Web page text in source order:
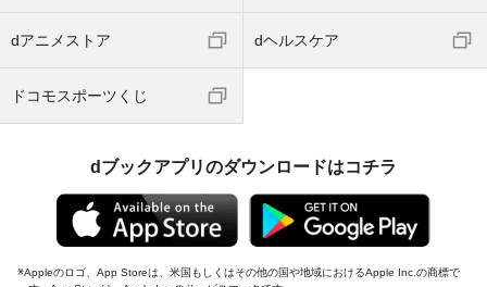
dアニメストア dヘルスケア
ドコモスポーツくじ
dブックアプリのダウンロードはコチラ
Appleのロゴ、App Storeは、米国もしくはその他の国や地域におけるApple Inc.の商標で